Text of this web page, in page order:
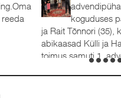
seati Oleviste
pastoriteks Teet
(35), kelle kõrval seisavad
ja Hanna-Emilia.
1. advendil, 3. detsembril